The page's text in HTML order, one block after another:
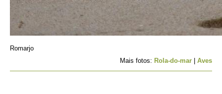
Romarjo
Mais fotos: Rola-do-mar Aves